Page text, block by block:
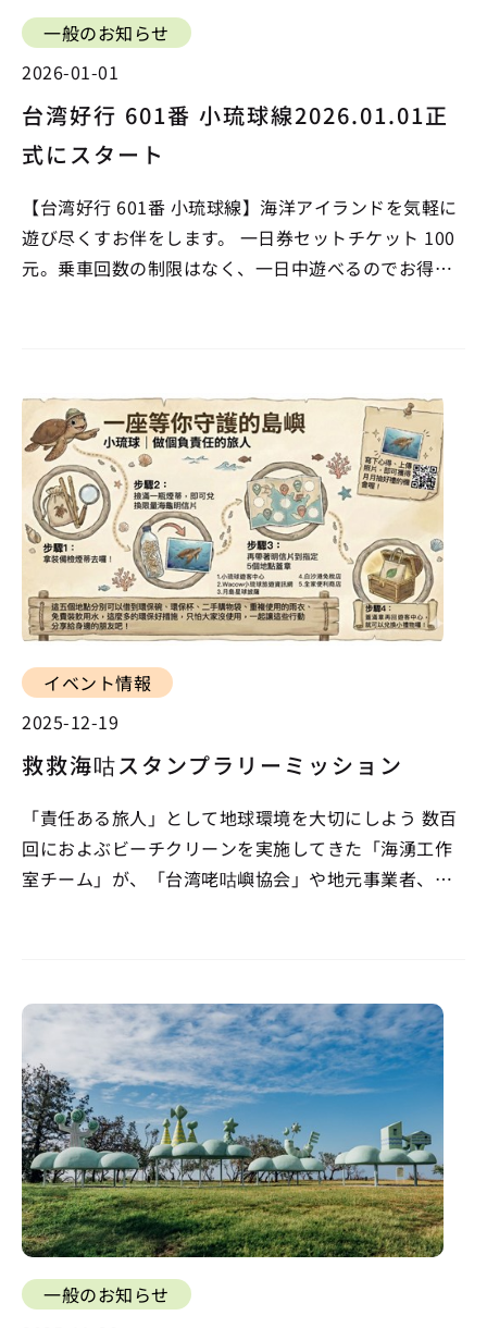
一般のお知らせ
2026-01-01
台湾好行 601番 小琉球線2026.01.01正
式にスタート
【台湾好行 601番 小琉球線】海洋アイランドを気軽に
遊び尽くすお伴をします。 一日券セットチケット 100
元。乗車回数の制限はなく、一日中遊べるのでお得な
イベント情報
2025-12-19
救救海咕スタンプラリーミッション
「責任ある旅人」として地球環境を大切にしよう 数百
回におよぶビーチクリーンを実施してきた「海湧工作
室チーム」が、「台湾咾咕嶼協会」や地元事業者、大
容】…
一般のお知らせ